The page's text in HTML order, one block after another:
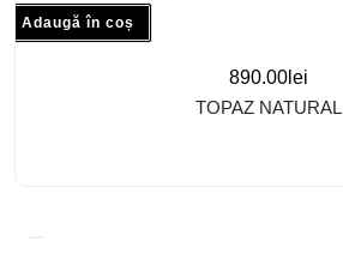
Adaugă în coș
890.00 lei
TOPAZ NATURAL